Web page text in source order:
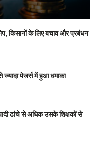
किसानों के लिए बचाव और प्रबंधन
पेजर्स में हुआ धमाका
ढांचे से अधिक उसके शिक्षकों से